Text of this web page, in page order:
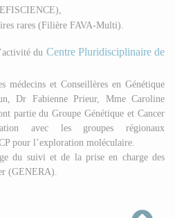
rares (Filière FAVA-Multi).
du Centre Pluridisciplinaire de
médecins et Conseillères en Génétique
Dr Fabienne Prieur, Mme Caroline
partie du Groupe Génétique et Cancer
avec les groupes régionaux
pour l’exploration moléculaire.
du suivi et de la prise en charge des
(GENERA).